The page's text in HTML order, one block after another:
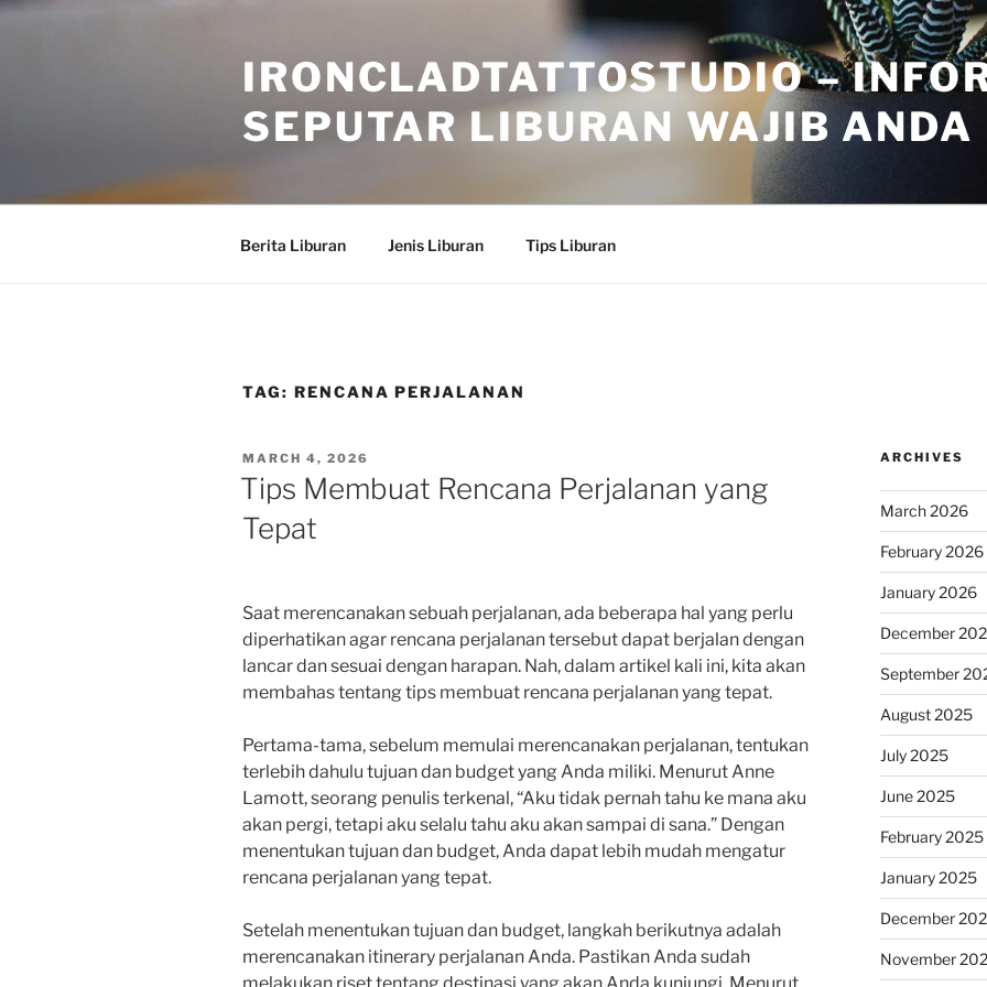
Skip
IRONCLADTATTOSTUDIO –
SEPUTAR LIBURAN WAJIB ANDA
Berita Liburan Jenis Liburan Tips Liburan
TAG: RENCANA PERJALANAN
POSTED
ON
MARCH 4, 2026
Tips Membuat Rencana Perjalanan yang
Tepat
Saat merencanakan sebuah perjalanan, ada beberapa hal yang perlu
diperhatikan agar rencana perjalanan tersebut dapat berjalan dengan
lancar dan sesuai dengan harapan. Nah, dalam artikel kali ini, kita akan
membahas tentang tips membuat rencana perjalanan yang tepat.
Pertama-tama, sebelum memulai merencanakan perjalanan, tentukan
terlebih dahulu tujuan dan budget yang Anda miliki. Menurut Anne
Lamott, seorang penulis terkenal, “Aku tidak pernah tahu ke mana aku
akan pergi, tetapi aku selalu tahu aku akan sampai di sana.” Dengan
menentukan tujuan dan budget, Anda dapat lebih mudah mengatur
rencana perjalanan yang tepat.
Setelah menentukan tujuan dan budget, langkah berikutnya adalah
merencanakan itinerary perjalanan Anda. Pastikan Anda sudah
ARCHIVES
March 2026
February 2026
January 2026
December
September
August 2025
July 2025
June 2025
February 2025
January 2025
December
November